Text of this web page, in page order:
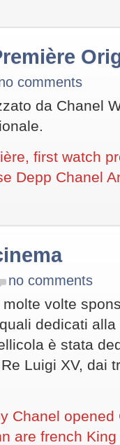
comments
da Chanel
first watch
Depp Chanel
no comments
volte
dedicati
è stata
Luigi XV, dai
Chanel
are french